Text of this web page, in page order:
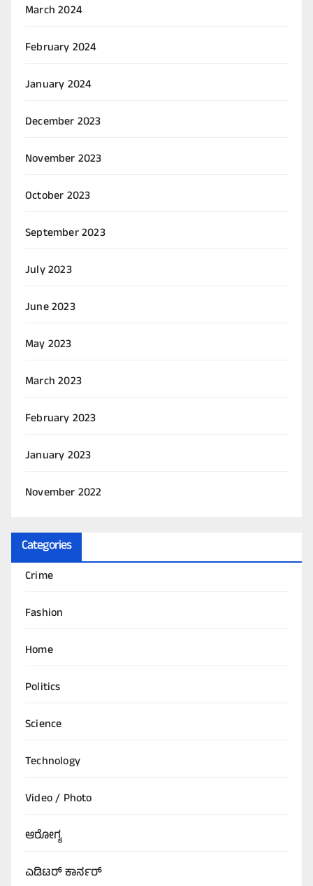
March 2024
February 2024
January 2024
December 2023
November 2023
October 2023
September 2023
July 2023
June 2023
May 2023
March 2023
February 2023
January 2023
November 2022
Categories
Crime
Fashion
Home
Politics
Science
Technology
Video / Photo
ಆರೋಗ್ಯ
ಎಡಿಟರ್‌ ಕಾರ್ನರ್